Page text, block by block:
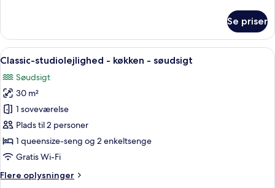
værelse
Se priser
Indlæs
alle
billeder
af
Classic-
studiolejlighed
-
køkken
søudsigt
Balkon med et træbord og stole,
9
Classic-studiolejlighed - køkken - søudsigt
Søudsigt
30 m²
1 soveværelse
Plads til 2 personer
1 queensize-seng og 2 enkeltsenge
Gratis Wi-Fi
Flere oplysninger
Flere